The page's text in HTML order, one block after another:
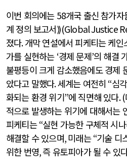
이번 회의에는 58개국 출신 참가
계 정의 보고서⟫(Global Justice
졌다.개막 연설에서 피케티는 케
가를 실현하는 ‘경제 문제’의 해결
불평등이 크게 감소했음에도 경제
았다고 말했다.세계는 여전히 “심
화되는 환경 위기”에 직면해 있다. (
적으로 발생하는 위기에 대해서는
피케티는“실현 가능한 구체적 시
해결할 수 있으며,미래는“기술 디
위한 번영,즉 유토피아가 될 수 있